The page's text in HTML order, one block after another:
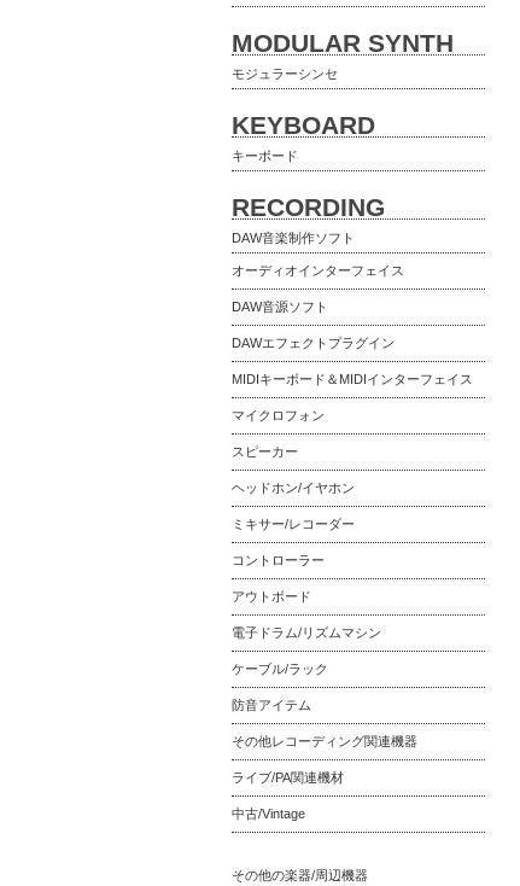
MODULAR SYNTH
モジュラーシンセ
KEYBOARD
キーボード
RECORDING
DAW音楽制作ソフト
オーディオインターフェイス
DAW音源ソフト
DAWエフェクトプラグイン
MIDIキーボード＆MIDIインターフェイス
マイクロフォン
スピーカー
ヘッドホン/イヤホン
ミキサー/レコーダー
コントローラー
アウトボード
電子ドラム/リズムマシン
ケーブル/ラック
防音アイテム
その他レコーディング関連機器
ライブ/PA関連機材
中古/Vintage
その他の楽器/周辺機器